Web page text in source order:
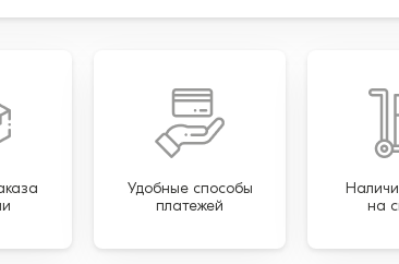
Удобные способы
платежей
на